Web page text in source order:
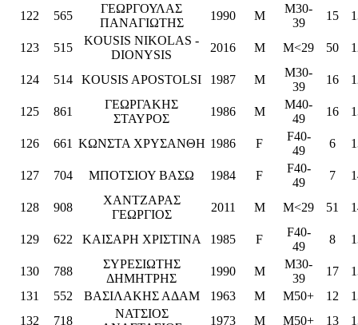
122
565
ΓΕΩΡΓΟΥΛΑΣ
ΠΑΝΑΓΙΩΤΗΣ
1990 M
M30-
39
15
123 515
KOUSIS NIKOLAS -
DIONYSIS
2016 M M<29 50
124 514 KOUSIS APOSTOLSI 1987 M
M30-
39
16
125 861
ΓΕΩΡΓΑΚΗΣ
ΣΤΑΥΡΟΣ
1986 M
M40-
49
16
126 661 ΚΩΝΣΤΑ ΧΡΥΣΑΝΘΗ 1986 F
F40-
49
6
127 704 ΜΠΟΤΣΙΟΥ ΒΑΣΩ 1984 F
F40-
49
7
128 908
ΧΑΝΤΖΑΡΑΣ
ΓΕΩΡΓΙΟΣ
2011 M M<29 51
129 622 ΚΑΙΣΑΡΗ ΧΡΙΣΤΙΝΑ 1985 F
F40-
49
8
130 788
ΣΥΡΕΣΙΩΤΗΣ
ΔΗΜΗΤΡΗΣ
1990 M
M30-
39
17
131
552 ΒΑΣΙΛΑΚΗΣ ΑΔΑΜ 1963 M M50+ 12
132
718
ΝΑΤΣΙΟΣ
1973 M M50+ 13